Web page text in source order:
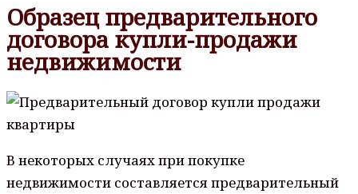
Образец предварительного
договора купли-продажи
недвижимости
В некоторых случаях при покупке
недвижимости составляется предварительный